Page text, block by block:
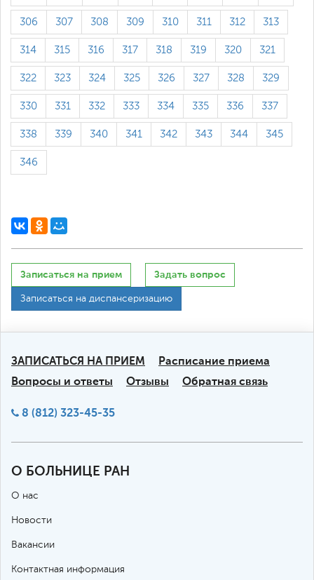
306 307 308 309 310 311 312 313
314 315 316 317 318 319 320 321
322 323 324 325 326 327 328 329
330 331 332 333 334 335 336 337
338 339 340 341 342 343 344 345
346
Записаться на прием Задать вопрос
Записаться на диспансеризацию
ЗАПИСАТЬСЯ НА ПРИЕМ
Расписание приема
Вопросы и ответы
Отзывы Обратная связь
8 (812) 323-45-35
О БОЛЬНИЦЕ РАН
О нас
Новости
Вакансии
Контактная информация